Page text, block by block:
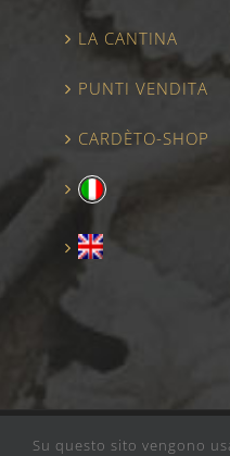
LA CANTINA
PUNTI VENDITA
CARDÈTO-SHOP
© Copyright2026 |
Su questo sito vengono